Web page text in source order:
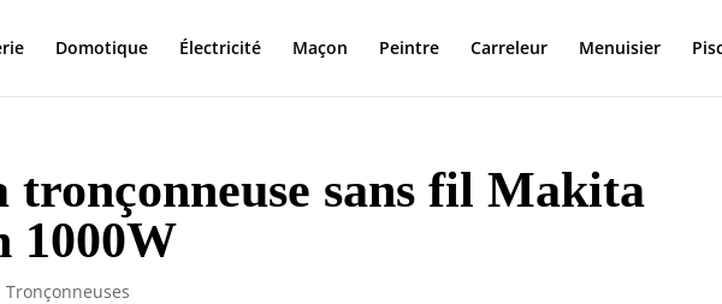
Domotique Électricité Maçon Peintre Carreleur Menuisier
tronçonneuse sans fil Makita
1000W
Tronçonneuses